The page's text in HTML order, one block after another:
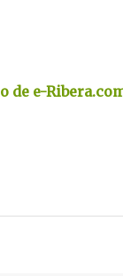
de e-